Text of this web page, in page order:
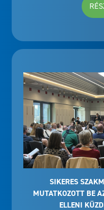
SIKERES
MUTATKOZOTT BE
ELLENI